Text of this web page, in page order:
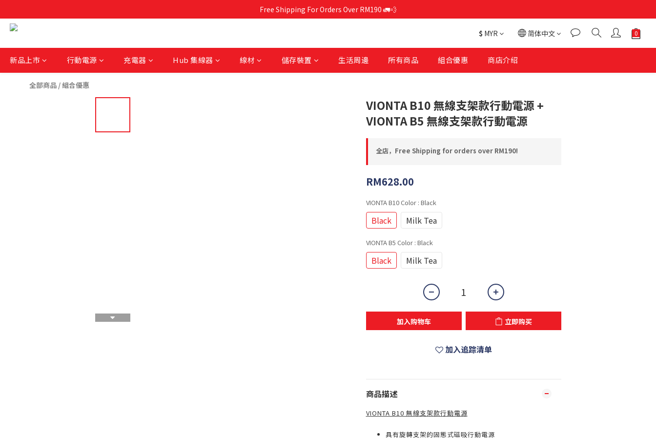
Free Shipping For Orders Over RM190 🚛💨
Free Shipping For Orders Over RM190 🚛💨
Free Shipping For Orders Over RM190 🚛💨
$ MYR 简体中文
新品上市 行動電源 充電器 Hub 集線器 線材 儲存裝置 生活周邊 所有商品 組合優惠 商店介绍
全部商品 /組合優惠
VIONTA B10 無線支架款行動電源 +
VIONTA B5 無線支架款行動電源
全店，Free Shipping for orders over RM190!
RM628.00
VIONTA B10 Color : Black
Black Milk Tea
VIONTA B5 Color : Black
Black Milk Tea
加入购物车 立即购买
加入追踪清单
商品描述
VIONTA B10 無線支架款行動電源
具有旋轉支架的固態式磁吸行動電源